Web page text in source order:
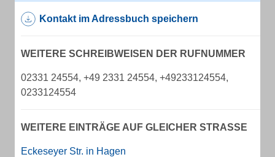
Kontakt im Adressbuch speichern
WEITERE SCHREIBWEISEN DER RUFNUMMER
02331 24554, +49 2331 24554, +49233124554,
0233124554
WEITERE EINTRÄGE AUF GLEICHER STRASSE
Eckeseyer Str. in Hagen